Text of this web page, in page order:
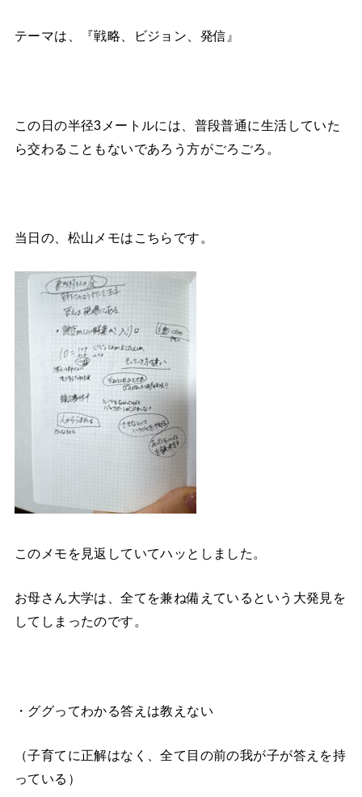
テーマは、『戦略、ビジョン、発信』
この日の半径3メートルには、普段普通に生活していた
ら交わることもないであろう方がごろごろ。
当日の、松山メモはこちらです。
このメモを見返していてハッとしました。
お母さん大学は、全てを兼ね備えているという大発見を
してしまったのです。
・ググってわかる答えは教えない
（子育てに正解はなく、全て目の前の我が子が答えを持
っている）